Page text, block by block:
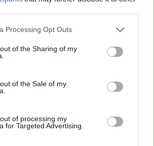
Processing Opt Outs
of the Sharing of my
of the Sale of my
of processing my
for Targeted Advertising.
MORE
για τον χώρο -
Στράτου
Στράτου» βρίσκεται απέναντι
στην πίσω πλευρά του Λόφου